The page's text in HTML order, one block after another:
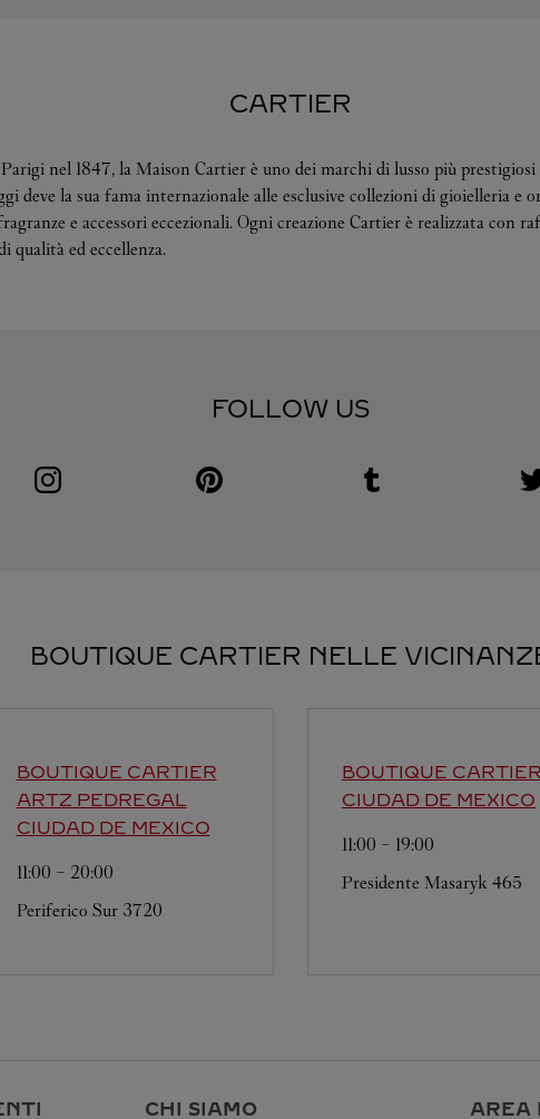
CARTIER
nel 1847, la Maison Cartier è uno dei marchi di lusso più
deve la sua fama internazionale alle esclusive collezioni di gioielleria e
e accessori eccezionali. Ogni creazione Cartier è realizzata con
qualità ed eccellenza.
FOLLOW US
Visit us on Instagram
Link Opens in New Tab Visit us on Pinterest
Link Opens in New Tab Visit us on Tumblr
Link Opens in New Tab
BOUTIQUE CARTIER NELLE
BOUTIQUE CARTIER
ARTZ PEDREGAL
CIUDAD DE MEXICO
11:00 - 20:00
Periferico Sur 3720
BOUTIQUE CARTIER
CIUDAD DE MEXICO
11:00 - 19:00
Presidente Masaryk 465
CHI SIAMO AREA